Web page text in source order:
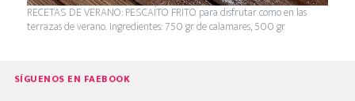
RECETAS DE VERANO: PESCAÍTO FRITO para disfrutar como en las
terrazas de verano. Ingredientes: 750 gr de calamares, 500 gr
SÍGUENOS EN FAEBOOK